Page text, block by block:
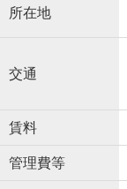
所在地
交通
賃料
管理費等